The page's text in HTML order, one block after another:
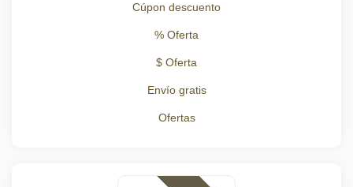
Cúpon descuento
% Oferta
$ Oferta
Envío gratis
Ofertas